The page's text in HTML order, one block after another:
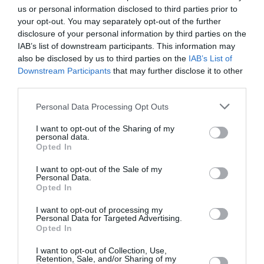
us or personal information disclosed to third parties prior to
your opt-out. You may separately opt-out of the further
disclosure of your personal information by third parties on the
IAB’s list of downstream participants. This information may
also be disclosed by us to third parties on the IAB’s List of
Downstream Participants that may further disclose it to other
Personal Data Processing Opt Outs
I want to opt-out of the Sharing of my
personal data.
Opted In
I want to opt-out of the Sale of my
Personal Data.
Opted In
I want to opt-out of processing my
Personal Data for Targeted Advertising.
Opted In
I want to opt-out of Collection, Use,
Retention, Sale, and/or Sharing of my
Appel aux lecteurs !
Soutenez Air Journal participezà son
développement !
NOUS SOUTENIR
Pyramides, croisières et mer Rouge : l’Égypte mise sur